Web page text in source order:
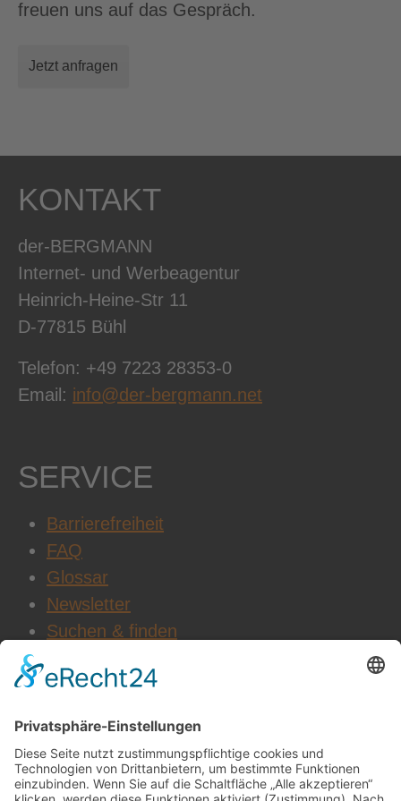
freuen uns auf das Gespräch.
Jetzt anfragen
KONTAKT
der-BERGMANN
Internet- und Werbeagentur
Heinrich-Heine-Str 11
D-77815 Bühl
Telefon: +49 7223 28353-0
Email: info@der-bergmann.net
SERVICE
Barrierefreiheit
FAQ
Glossar
Newsletter
Suchen & finden
WEITERE INFOS
Datenschutz
Impressum